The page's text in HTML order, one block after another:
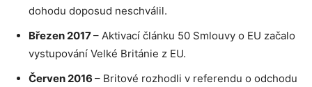
dohodu doposud neschválil.
Březen 2017– Aktivací článku 50 Smlouvy o EU začalo
vystupování Velké Británie z EU.
Červen 2016 – Britové rozhodli v referendu o odchodu